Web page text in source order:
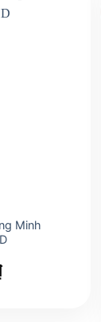
Minh
Giá